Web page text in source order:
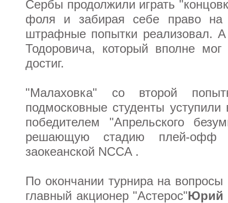
Сербы продолжили играть
фоля и забирая себе право на
штрафные попытки реализовал.
Тодоровича, который вполне
достиг.
"Малаховка" со второй
подмосковные студенты
победителем "Апрельского
решающую стадию плей-
заокеанской NCCA .
По окончании турнира на
главный акционер "Астерос"Юрий